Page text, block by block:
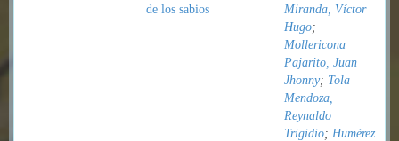
de los sabios
Miranda, Víctor
Hugo;
Mollericona
Pajarito, Juan
Jhonny; Tola
Mendoza,
Reynaldo
Trigidio; Humérez